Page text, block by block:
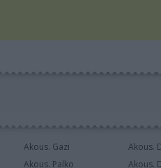
Akous. Gazi
Akous. Palko
Akous.
Akous.